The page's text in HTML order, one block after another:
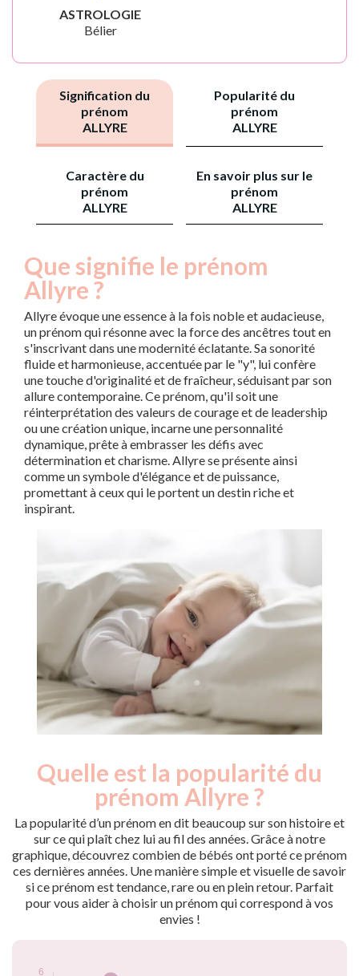
ASTROLOGIE
Bélier
Signification du
prénom
ALLYRE
Popularité du
prénom
ALLYRE
Caractère du
prénom
ALLYRE
En savoir plus sur le
prénom
ALLYRE
Que signifie le prénom
Allyre ?
Allyre évoque une essence à la fois noble et audacieuse,
un prénom qui résonne avec la force des ancêtres tout en
s'inscrivant dans une modernité éclatante. Sa sonorité
fluide et harmonieuse, accentuée par le "y", lui confère
une touche d'originalité et de fraîcheur, séduisant par son
allure contemporaine. Ce prénom, qu'il soit une
réinterprétation des valeurs de courage et de leadership
ou une création unique, incarne une personnalité
dynamique, prête à embrasser les défis avec
détermination et charisme. Allyre se présente ainsi
comme un symbole d'élégance et de puissance,
promettant à ceux qui le portent un destin riche et
inspirant.
Quelle est la popularité du
prénom Allyre ?
La popularité d’un prénom en dit beaucoup sur son histoire et
sur ce qui plaît chez lui au fil des années. Grâce à notre
graphique, découvrez combien de bébés ont porté ce prénom
ces dernières années. Une manière simple et visuelle de savoir
si ce prénom est tendance, rare ou en plein retour. Parfait
pour vous aider à choisir un prénom qui correspond à vos
envies !
année
Année
Nouveaux-
nés
1901
6
1902
3
1905
4
1906
3
1914
4
1925
4